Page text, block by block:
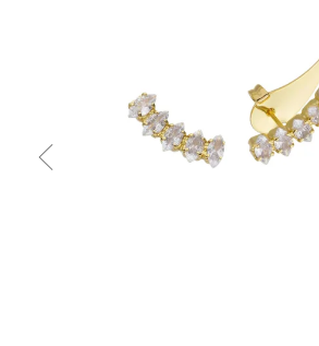
Nossas peças não possuem